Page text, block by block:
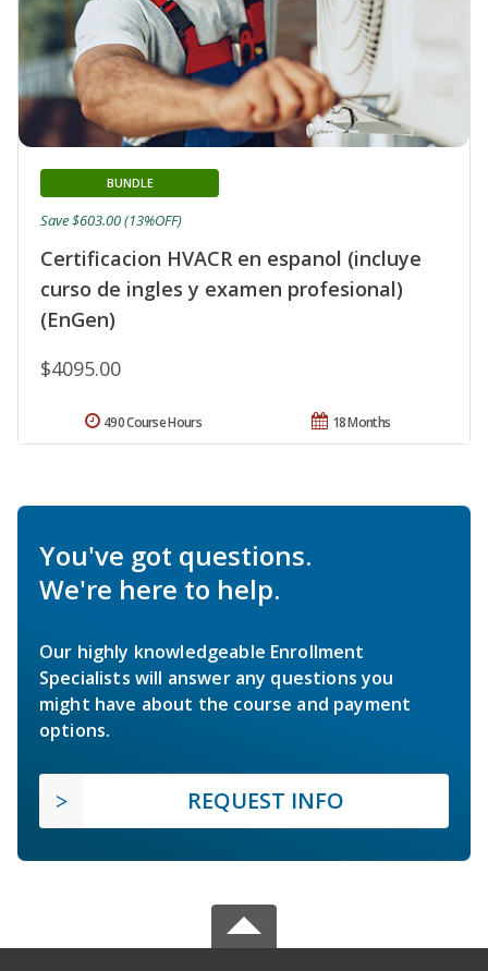
Certificacion HVACR en espanol (incluye
curso de ingles y examen profesional)
(EnGen)
BUNDLE
$4095.00
Save $603.00 (13%OFF)
18 Months
490 Course Hours
You've got questions.
We're here to help.
Our highly knowledgeable Enrollment
Specialists will answer any questions you
might have about the course and payment
options.
REQUEST INFO